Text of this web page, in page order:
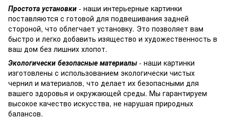
Простота установки - наши интерьерные картинки
поставляются с готовой для подвешивания задней
стороной, что облегчает установку. Это позволяет вам
быстро и легко добавить изящество и художественность в
ваш дом без лишних хлопот.
Экологически безопасные материалы - наши картинки
изготовлены с использованием экологически чистых
чернил и материалов, что делает их безопасными для
вашего здоровья и окружающей среды. Мы гарантируем
высокое качество искусства, не нарушая природных
балансов.